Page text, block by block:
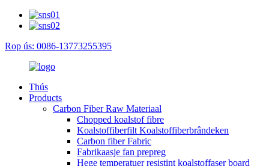
Rop ús: 0086-13773255395
Thús
Products
Carbon Fiber Raw Materiaal
Chopped koalstof fibre
Koalstoffiberfilt Koalstoffiberbrândeken
Carbon fiber Fabric
Fabrikaasje fan prepreg
Hege temperatuer resistint koalstoffaser board